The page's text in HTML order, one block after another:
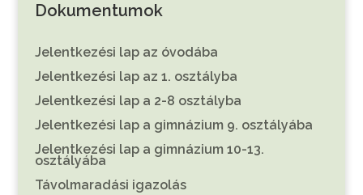
Dokumentumok
Jelentkezési lap az óvodába
Jelentkezési lap az 1. osztályba
Jelentkezési lap a 2-8 osztályba
Jelentkezési lap a gimnázium 9. osztályába
Jelentkezési lap a gimnázium 10-13.
osztályába
Távolmaradási igazolás